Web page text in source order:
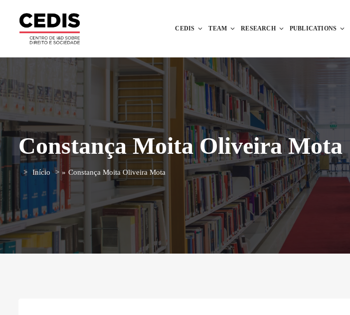
CEDIS TEAM RESEARCH PUBLICATIONS
Constança Moita Oliveira Mota
Início » Constança Moita Oliveira Mota